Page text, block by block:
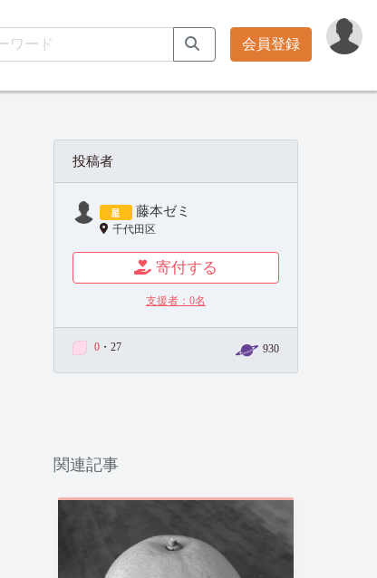
会員登録
投稿者
藤本ゼミ
千代田区
寄付する
支援者： 0名
0 ・27 930
関連記事